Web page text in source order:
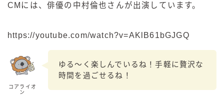
CMには、俳優の中村倫也さんが出演しています。
https://youtube.com/watch?v=AKlB61bGJGQ
コアライオ
ン
ゆる～く楽しんでいるね！手軽に贅沢な
時間を過ごせるね！